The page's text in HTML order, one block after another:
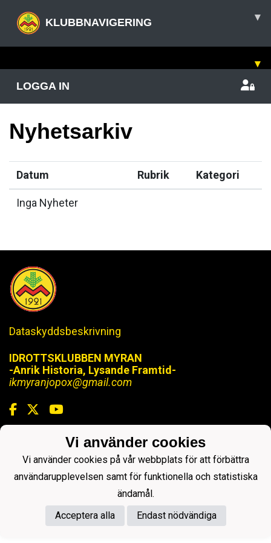
KLUBBNAVIGERING ▾
▾
LOGGA IN
Nyhetsarkiv
Datum Rubrik Kategori
Inga Nyheter
Dataskyddsbeskrivning
IDROTTSKLUBBEN MYRAN
-Anrik Historia, Lysande Framtid-
ikmyranjopox@gmail.com
Powered by
Vi använder cookies
Vi använder cookies på vår webbplats för att förbättra
användarupplevelsen samt för funktionella och statistiska
ändamål.
Acceptera alla
Endast nödvändiga